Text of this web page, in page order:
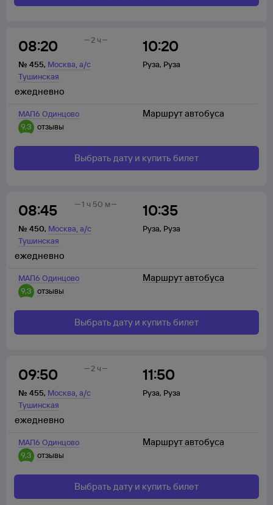
08:20
№ 455, Москва,а/с
Тушинская
10:20
Руза, Руза
2 ч
МАП6 Одинцово
9,3
отзывы
ежедневно
Маршрут автобуса
Выбрать дату и купить билет
08:45
№ 450, Москва,а/с
Тушинская
10:35
Руза, Руза
1 ч 50 м
МАП6 Одинцово
9,3
отзывы
ежедневно
Маршрут автобуса
Выбрать дату и купить билет
09:50
№ 455, Москва,а/с
Тушинская
11:50
Руза, Руза
2 ч
МАП6 Одинцово
9,3
отзывы
ежедневно
Маршрут автобуса
Выбрать дату и купить билет